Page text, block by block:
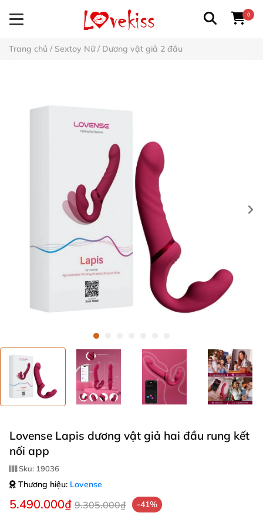
0
Trang chủ / Sextoy Nữ/ Dương vật giả 2 đầu
Lovense Lapis dương vật giả hai đầu rung kết
nối app
Sku: 19036
Thương hiệu: Lovense
5.490.000₫ 9.305.000₫ -41%